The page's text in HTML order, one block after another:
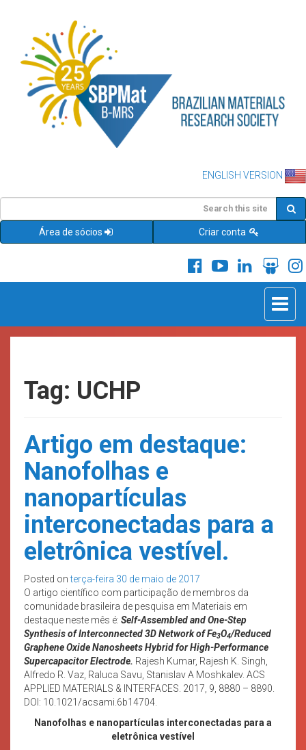
ENGLISH VERSION
Área de sócios Criar conta
Toggle
Tag: UCHP
Artigo em destaque:
Nanofolhas e
nanopartículas
interconectadas para a
eletrônica vestível.
Posted onterça-feira 30 de maio de 2017
O artigo científico com participação de membros da
comunidade brasileira de pesquisa em Materiais em
destaque neste mês é: Self-Assembled and One-Step
Synthesis of Interconnected 3D Network of Fe3O4/Reduced
Graphene Oxide Nanosheets Hybrid for High-Performance
Supercapacitor Electrode. Rajesh Kumar, Rajesh K. Singh,
Alfredo R. Vaz, Raluca Savu, Stanislav A Moshkalev. ACS
APPLIED MATERIALS & INTERFACES. 2017, 9, 8880 – 8890.
DOI: 10.1021/acsami.6b14704.
Nanofolhas e nanopartículas interconectadas para a
eletrônica vestível